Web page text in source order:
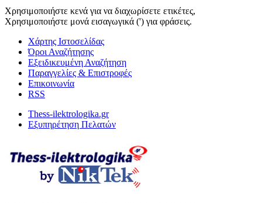
Χρησιμοποιήστε κενά για να διαχωρίσετε ετικέτες,
Χρησιμοποιήστε μονά εισαγωγικά (') για φράσεις.
Χάρτης Ιστοσελίδας
Όροι Αναζήτησης
Εξειδικευμένη Αναζήτηση
Παραγγελίες & Επιστροφές
Επικοινωνία
RSS
Thess-ilektrologika.gr
Εξυπηρέτηση Πελατών